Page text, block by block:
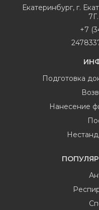
Екатеринбург, г.
+7
Подготовка
Нанесение